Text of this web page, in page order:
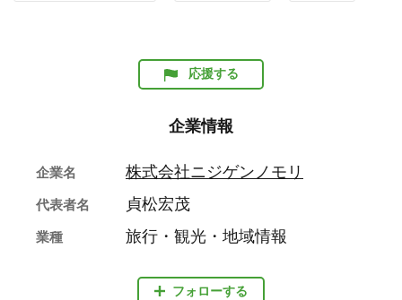
応援する
企業情報
フォローする
企業名 株式会社ニジゲンノモリ
代表者名 貞松宏茂
業種 旅行・観光・地域情報